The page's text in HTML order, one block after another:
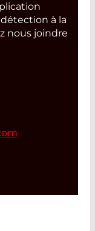
à la
nous joindre